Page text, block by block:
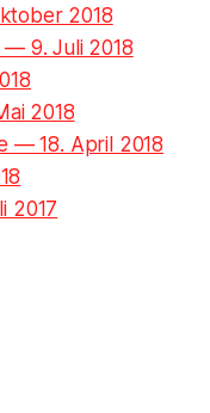
2018
9. Juli 2018
2018
— 18. April 2018
2017